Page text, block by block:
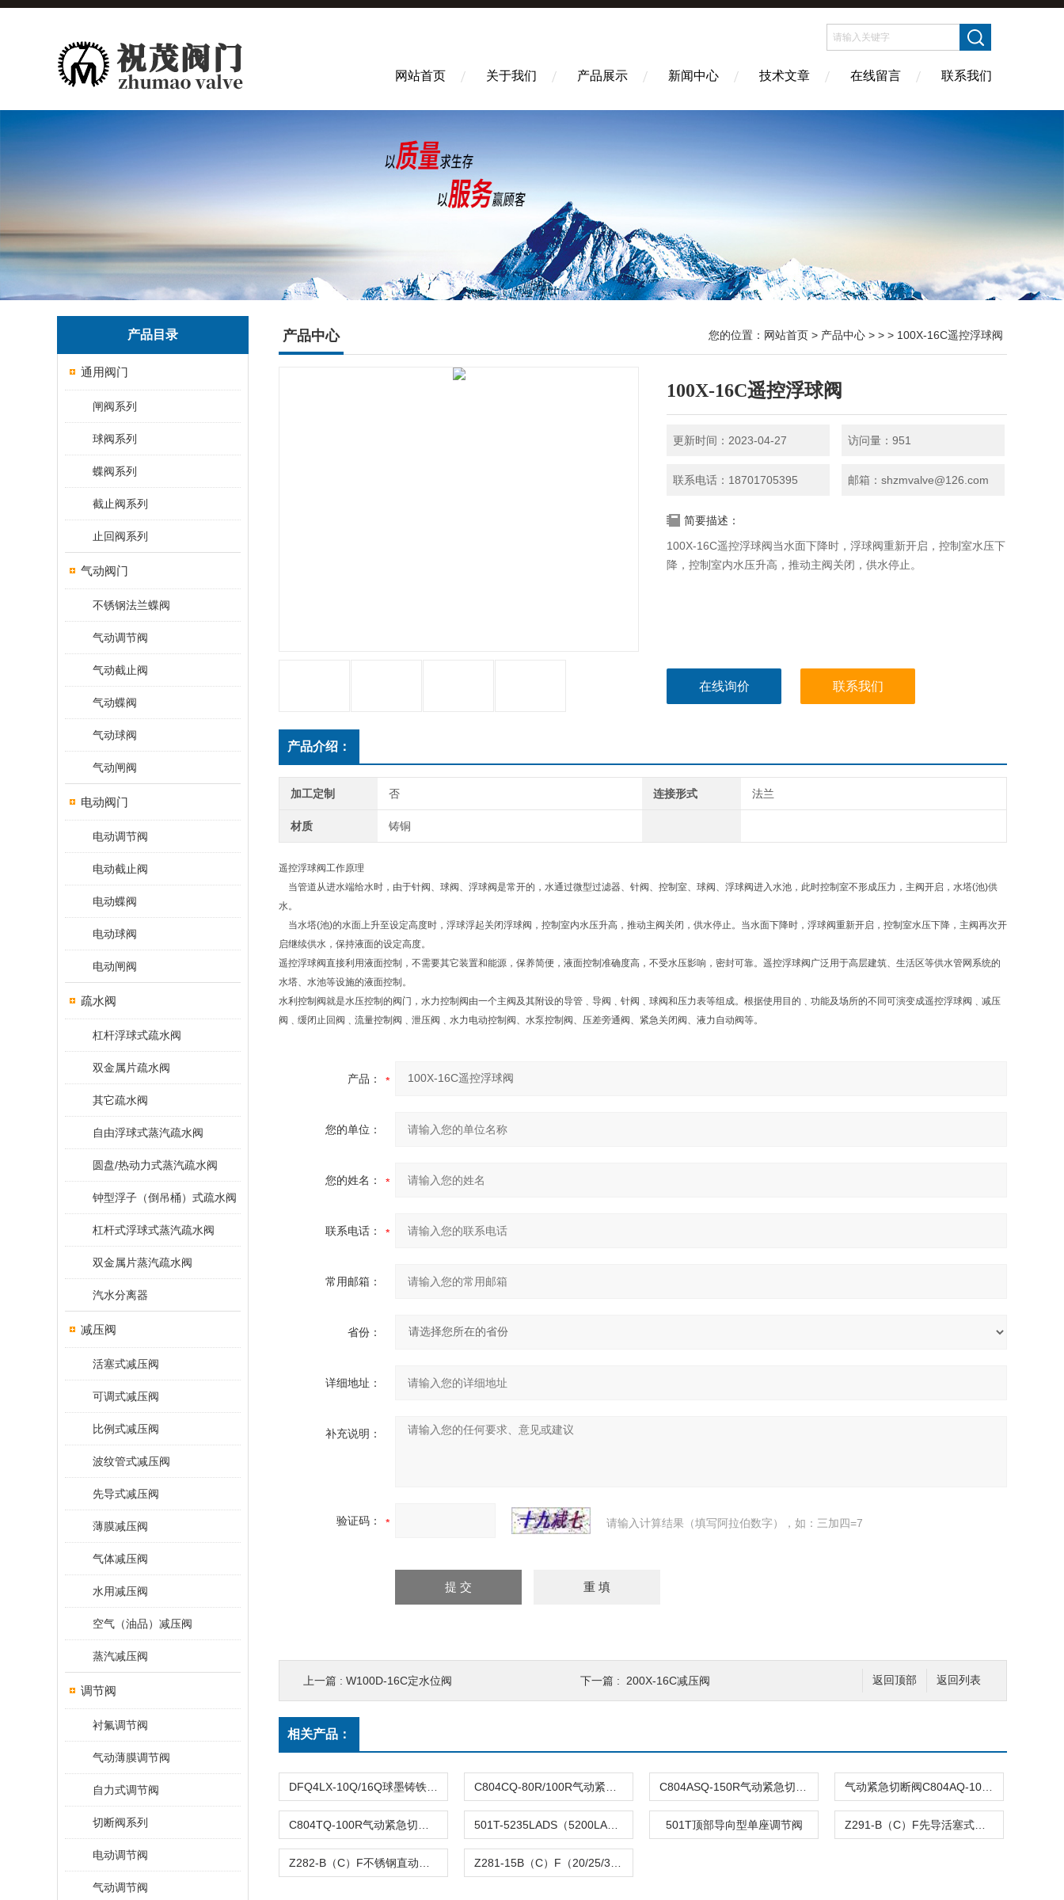
网站首页 关于我们 产品展示 新闻中心 技术文章 在线留言 联系我们
产品目录
通用阀门
闸阀系列
球阀系列
蝶阀系列
截止阀系列
止回阀系列
气动阀门
不锈钢法兰蝶阀
气动调节阀
气动截止阀
气动蝶阀
气动球阀
气动闸阀
电动阀门
电动调节阀
电动截止阀
电动蝶阀
电动球阀
电动闸阀
疏水阀
杠杆浮球式疏水阀
双金属片疏水阀
其它疏水阀
自由浮球式蒸汽疏水阀
圆盘/热动力式蒸汽疏水阀
钟型浮子（倒吊桶）式疏水阀
杠杆式浮球式蒸汽疏水阀
双金属片蒸汽疏水阀
汽水分离器
减压阀
活塞式减压阀
可调式减压阀
比例式减压阀
波纹管式减压阀
先导式减压阀
薄膜减压阀
气体减压阀
水用减压阀
空气（油品）减压阀
蒸汽减压阀
调节阀
衬氟调节阀
气动薄膜调节阀
自力式调节阀
切断阀系列
电动调节阀
气动调节阀
产品中心 您的位置： 网站首页 > 产品中心 > > > 100X-16C遥控浮球阀
100X-16C遥控浮球阀
更新时间：2023-04-27 访问量：951
联系电话：18701705395 邮箱：shzmvalve@126.com
简要描述：
100X-16C遥控浮球阀当水面下降时，浮球阀重新开启，控制室水压下
降，控制室内水压升高，推动主阀关闭，供水停止。
在线询价 联系我们
产品介绍：
加工定制 否 连接形式 法兰
材质 铸铜
遥控浮球阀工作原理
当管道从进水端给水时，由于针阀、球阀、浮球阀是常开的，水通过微型过滤器、针阀、控制室、球阀、浮球阀进入水池，此时控制室不形成压力，主阀开启，水塔(池)供
水。
当水塔(池)的水面上升至设定高度时，浮球浮起关闭浮球阀，控制室内水压升高，推动主阀关闭，供水停止。当水面下降时，浮球阀重新开启，控制室水压下降，主阀再次开
启继续供水，保持液面的设定高度。
遥控浮球阀直接利用液面控制，不需要其它装置和能源，保养简便，液面控制准确度高，不受水压影响，密封可靠。遥控浮球阀广泛用于高层建筑、生活区等供水管网系统的
水塔、水池等设施的液面控制。
水利控制阀就是水压控制的阀门，水力控制阀由一个主阀及其附设的导管﹑导阀﹑针阀﹑球阀和压力表等组成。根据使用目的﹑功能及场所的不同可演变成遥控浮球阀﹑减压
阀﹑缓闭止回阀﹑流量控制阀﹑泄压阀﹑水力电动控制阀、水泵控制阀、压差旁通阀、紧急关闭阀、液力自动阀等。
产品：
您的单位：
您的姓名：
联系电话：
常用邮箱：
省份：
详细地址：
补充说明：
验证码： 请输入计算结果（填写阿拉伯数字），如：三加四=7
返回列表
返回顶部
上一篇 : W100D-16C定水位阀 下一篇 : 200X-16C减压阀
相关产品：
501T顶部导向型单座调节阀